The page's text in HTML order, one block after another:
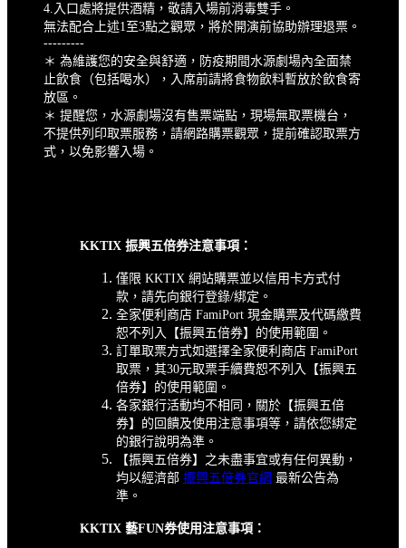
4.入口處將提供酒精，敬請入場前消毒雙手。
無法配合上述1️至3️點之觀眾，將於開演前協助辦理退票。
---------
＊ 為維護您的安全與舒適，防疫期間水源劇場內全面禁
止飲食（包括喝水），入席前請將食物飲料暫放於飲食寄
放區。
＊ 提醒您，水源劇場沒有售票端點，現場無取票機台，
不提供列印取票服務，請網路購票觀眾，提前確認取票方
式，以免影響入場。
KKTIX 振興五倍券注意事項：
僅限 KKTIX 網站購票並以信用卡方式付
款，請先向銀行登錄/綁定。
全家便利商店 FamiPort 現金購票及代碼繳費
恕不列入【振興五倍券】的使用範圍。
訂單取票方式如選擇全家便利商店 FamiPort
取票，其30元取票手續費恕不列入【振興五
倍券】的使用範圍。
各家銀行活動均不相同，關於【振興五倍
券】的回饋及使用注意事項等，請依您綁定
的銀行說明為準。
【振興五倍券】之未盡事宜或有任何異動，
均以經濟部 振興五倍券官網 最新公告為
準。
KKTIX 藝FUN券使用注意事項：